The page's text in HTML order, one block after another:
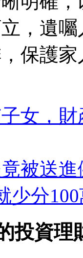
，遺
保護
女，
被送
少分
投資理